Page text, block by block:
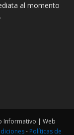
al momento
Informativo | Web
- Políticas de